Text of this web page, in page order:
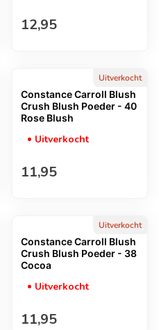
Normale prijs
12,95
Uitverkocht
Constance Carroll Blush
Crush Blush Poeder - 40
Rose Blush
Uitverkocht
Normale prijs
11,95
Uitverkocht
Constance Carroll Blush
Crush Blush Poeder - 38
Cocoa
Uitverkocht
Normale prijs
11,95